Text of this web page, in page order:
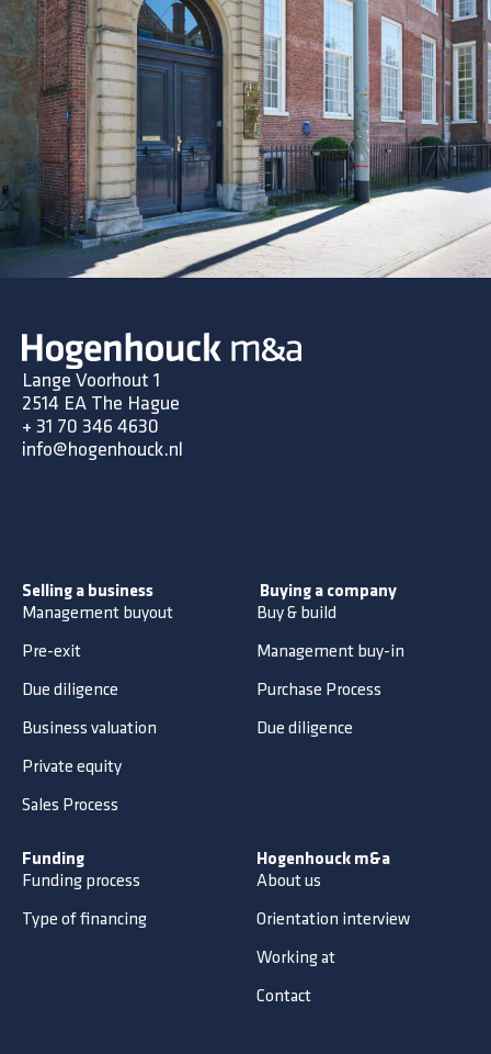
Lange Voorhout 1
2514 EA The Hague
+ 31 70 346 4630
info@hogenhouck.nl
Selling a business
Management buyout
Pre-exit
Due diligence
Business valuation
Private equity
Sales Process
Buying a company
Buy & build
Management buy-in
Purchase Process
Due diligence
Funding
Funding process
Type of financing
Hogenhouck m&a
About us
Orientation interview
Working at
Contact